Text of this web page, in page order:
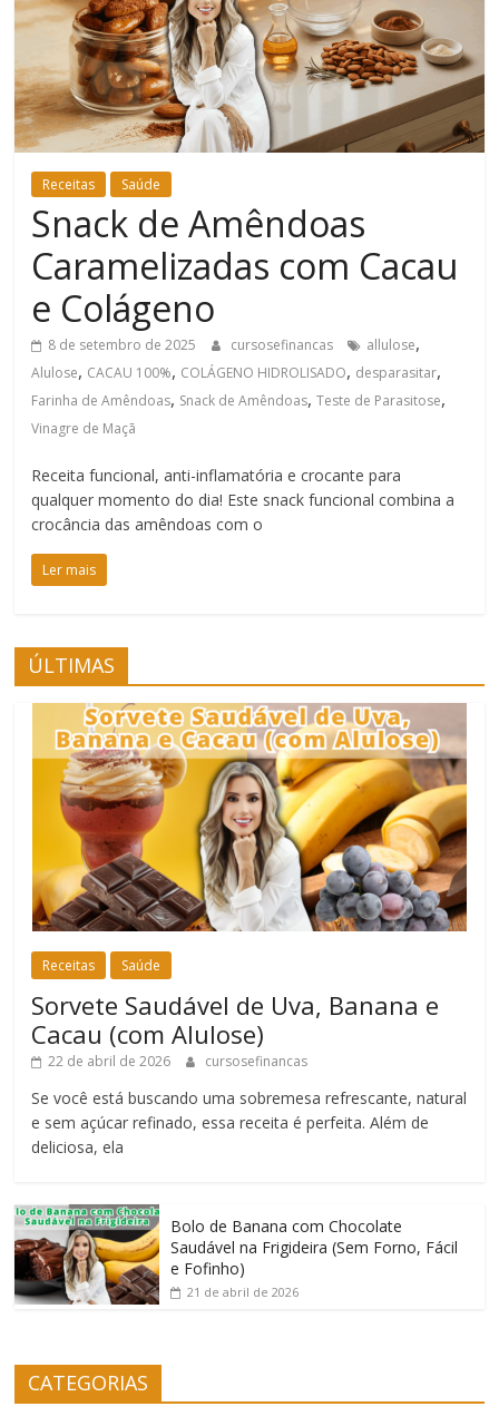
Estar
Receitas Saúde
Snack de Amêndoas
Caramelizadas com Cacau
e Colágeno
8 de setembro de 2025 cursosefinancas allulose,
Alulose, CACAU 100%, COLÁGENO HIDROLISADO, desparasitar,
Farinha de Amêndoas, Snack de Amêndoas,Teste de Parasitose,
Vinagre de Maçã
Receita funcional, anti-inflamatória e crocante para
qualquer momento do dia! Este snack funcional combina a
crocância das amêndoas com o
Ler mais
ÚLTIMAS
Receitas Saúde
Sorvete Saudável de Uva, Banana e
Cacau (com Alulose)
22 de abril de 2026 cursosefinancas
Se você está buscando uma sobremesa refrescante, natural
e sem açúcar refinado, essa receita é perfeita. Além de
deliciosa, ela
Bolo de Banana com Chocolate
Saudável na Frigideira (Sem Forno, Fácil
e Fofinho)
21 de abril de 2026
CATEGORIAS